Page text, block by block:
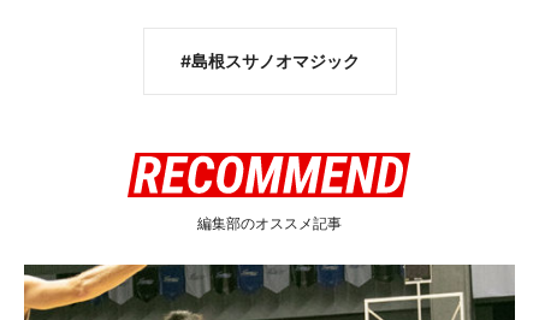
島根スサノオマジック
編集部のオススメ記事